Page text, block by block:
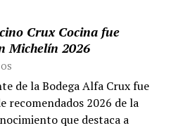
Crux Cocina fue
Michelín 2026
de la Bodega Alfa Crux fue
recomendados 2026 de la
que destaca a